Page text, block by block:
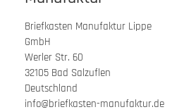
Briefkasten Manufaktur Lippe
GmbH
Werler Str. 60
32105 Bad Salzuflen
Deutschland
info@briefkasten-manufaktur.de